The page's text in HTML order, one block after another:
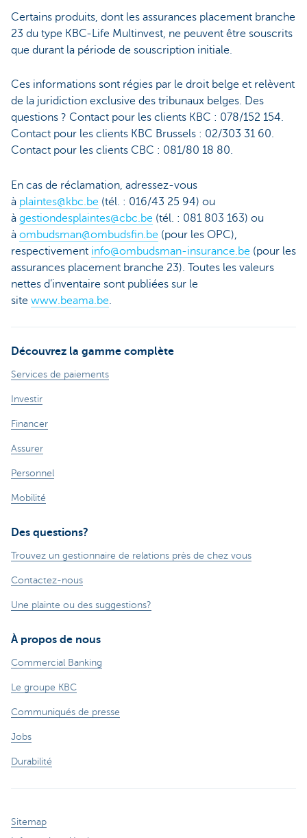
Certains produits, dont les assurances placement branche
23 du type KBC-Life Multinvest, ne peuvent être souscrits
que durant la période de souscription initiale.
Ces informations sont régies par le droit belge et relèvent
de la juridiction exclusive des tribunaux belges. Des
questions ? Contact pour les clients KBC : 078/152 154.
Contact pour les clients KBC Brussels : 02/303 31 60.
Contact pour les clients CBC : 081/80 18 80.
En cas de réclamation, adressez-vous
à plaintes@kbc.be (tél. : 016/43 25 94) ou
à gestiondesplaintes@cbc.be (tél. : 081 803 163) ou
à ombudsman@ombudsfin.be (pour les OPC),
respectivement info@ombudsman-insurance.be (pour les
assurances placement branche 23). Toutes les valeurs
nettes d’inventaire sont publiées sur le
site www.beama.be.
Découvrez la gamme complète
Services de paiements
Investir
Financer
Assurer
Personnel
Mobilité
Des questions?
Trouvez un gestionnaire de relations près de chez vous
Contactez-nous
Une plainte ou des suggestions?
À propos de nous
Commercial Banking
Le groupe KBC
Communiqués de presse
Jobs
Durabilité
Sitemap